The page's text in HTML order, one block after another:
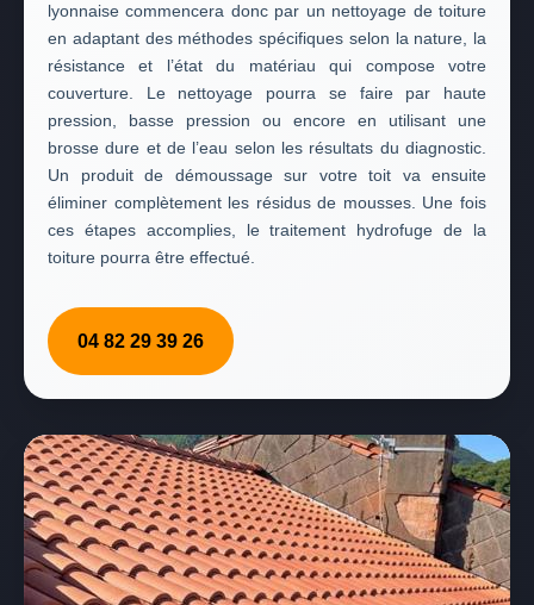
lyonnaise commencera donc par un nettoyage de toiture
en adaptant des méthodes spécifiques selon la nature, la
résistance et l’état du matériau qui compose votre
couverture. Le nettoyage pourra se faire par haute
pression, basse pression ou encore en utilisant une
brosse dure et de l’eau selon les résultats du diagnostic.
Un produit de démoussage sur votre toit va ensuite
éliminer complètement les résidus de mousses. Une fois
ces étapes accomplies, le traitement hydrofuge de la
toiture pourra être effectué.
04 82 29 39 26